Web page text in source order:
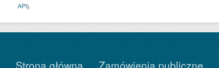
API).
Strona główna Zamówienia publiczne